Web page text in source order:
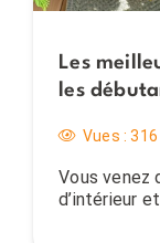
Les
les
Vues :316
Vous venez
d’intérieur